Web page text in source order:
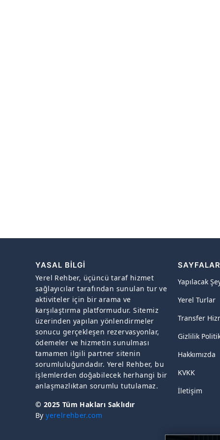
YASAL BILGI
Yerel Rehber, üçüncü taraf hizmet
sağlayıcılar tarafından sunulan tur ve
aktiviteler için bir arama ve
karşılaştırma platformudur. Sitemiz
üzerinden yapılan yönlendirmeler
sonucu gerçekleşen rezervasyonlar,
ödemeler ve hizmetin sunulması
tamamen ilgili partner sitenin
sorumluluğundadır. Yerel Rehber, bu
işlemlerden doğabilecek herhangi bir
anlaşmazlıktan sorumlu tutulamaz.
© 2025 Tüm Hakları Saklıdır
Byyerelrehber.com
SAYFALAR
Yapılacak
Yerel Turlar
Transfer
Gizlilik
Hakkımızda
KVKK
İletişim